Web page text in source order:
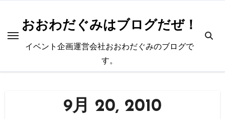
おおわだぐみはブログだぜ！
イベント企画運営会社おおわだぐみのブログで
す。
9月 20, 2010